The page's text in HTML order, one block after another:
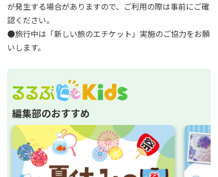
が発生する場合がありますので、ご利用の際は事前にご確
認ください。
●旅行中は「新しい旅のエチケット」実施のご協力をお願
いします。
編集部のおすすめ